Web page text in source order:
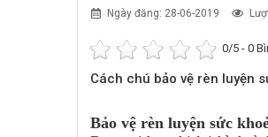
Ngày đăng: 28-06-2019
0/5 - 0
Cách chú bảo vệ rèn luyện
Bảo vệ rèn luyện sức